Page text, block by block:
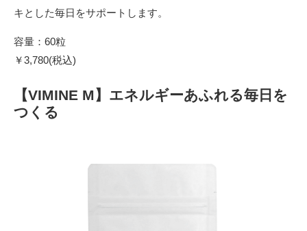
キとした毎日をサポートします。
容量：60粒
￥3,780(税込)
【VIMINE M】エネルギーあふれる毎日を
つくる